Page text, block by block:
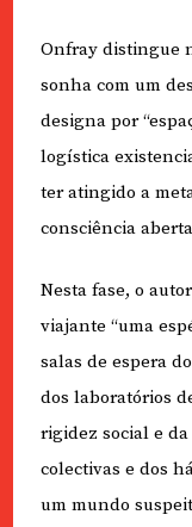
Onfray distingue
sonha com um
designa por
logística
ter atingido a
consciência
Nesta fase, o
viajante “uma
salas de espera
dos laboratórios
rigidez social e
colectivas e dos
um mundo